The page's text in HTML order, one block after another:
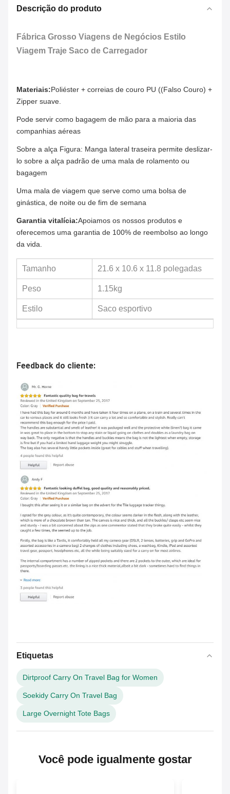
Descrição do produto
Fábrica Grosso Viagens de Negócios Estilo
Viagem Traje Saco de Carregador
Materiais:Poliéster + correias de couro PU ((Falso Couro) +
Zipper suave.
Pode servir como bagagem de mão para a maioria das
companhias aéreas
Sobre a alça Figura: Manga lateral traseira permite deslizar-
lo sobre a alça padrão de uma mala de rolamento ou
bagagem
Uma mala de viagem que serve como uma bolsa de
ginástica, de noite ou de fim de semana
Garantia vitalícia:Apoiamos os nossos produtos e
oferecemos uma garantia de 100% de reembolso ao longo
da vida.
Tamanho 21.6 x 10.6 x 11.8 polegadas
Peso 1.15kg
Estilo Saco esportivo
Feedback do cliente:
Etiquetas
Dirtproof Carry On Travel Bag for Women
Soekidy Carry On Travel Bag
Large Overnight Tote Bags
Você pode igualmente gostar